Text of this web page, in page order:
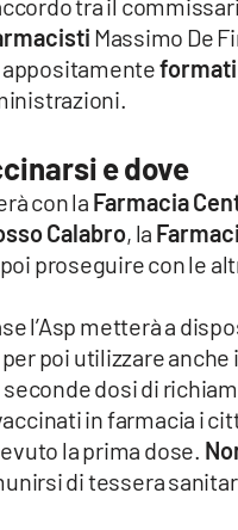
tra il
Massimo De
formati
e dove
con la Farmacia
Calabro, la
proseguire con le
l’Asp metterà a
per poi utilizzare anche
dosi di
in farmacia i
la prima dose.
di tessera